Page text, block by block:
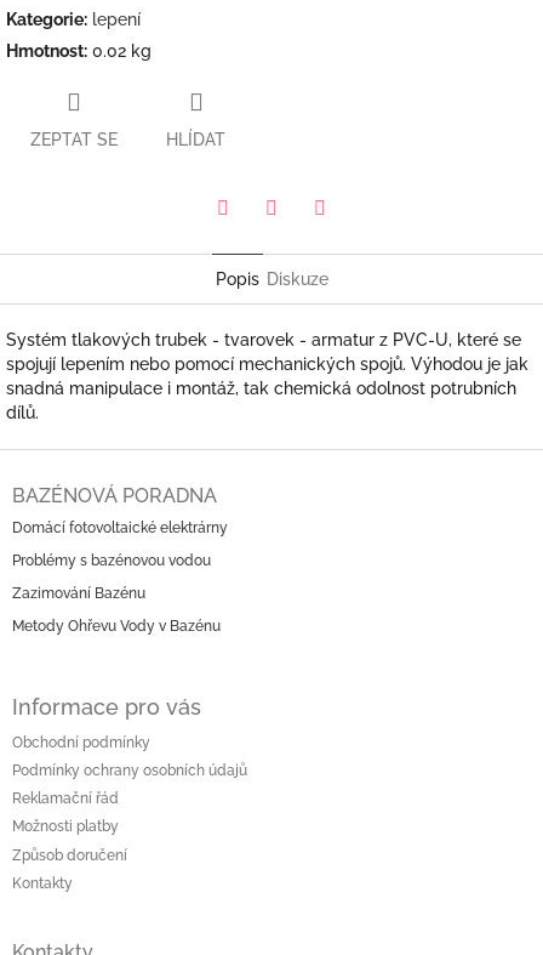
Kategorie: lepení
Hmotnost: 0.02 kg
ZEPTAT SE HLÍDAT
Popis Diskuze
Systém tlakových trubek - tvarovek - armatur z PVC-U, které se
spojují lepením nebo pomocí mechanických spojů. Výhodou je jak
snadná manipulace i montáž, tak chemická odolnost potrubních
dílů.
BAZÉNOVÁ PORADNA
Domácí fotovoltaické elektrárny
Problémy s bazénovou vodou
Zazimování Bazénu
Metody Ohřevu Vody v Bazénu
Informace pro vás
Obchodní podmínky
Podmínky ochrany osobních údajů
Reklamační řád
Možnosti platby
Způsob doručení
Kontakty